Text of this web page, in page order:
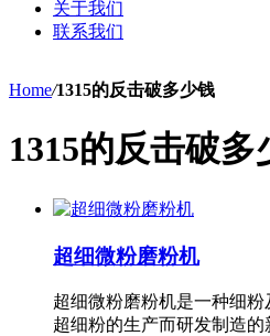
关于我们
联系我们
Home/1315的反击破多少钱
1315的反击破多
超细微粉磨粉机
超细微粉磨粉机是一种细
超细粉的生产而研发制造